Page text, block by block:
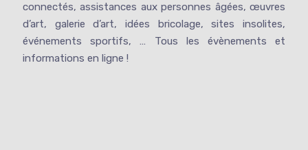
connectés, assistances aux personnes âgées, œuvres
d’art, galerie d’art, idées bricolage, sites insolites,
événements sportifs, … Tous les évènements et
informations en ligne !